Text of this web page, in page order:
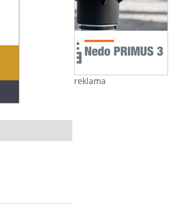
reklama